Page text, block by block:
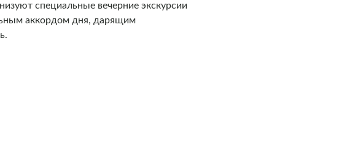
специальные вечерние экскурсии
аккордом дня, дарящим